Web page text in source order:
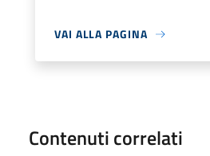
VAI ALLA PAGINA
Contenuti correlati